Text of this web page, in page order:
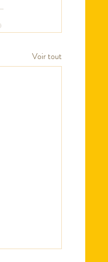
Voir tout